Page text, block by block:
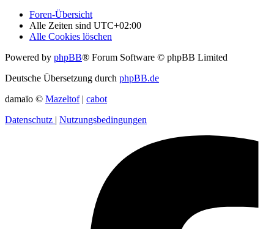
Foren-Übersicht
Alle Zeiten sind UTC+02:00
Alle Cookies löschen
Powered by phpBB® Forum Software © phpBB Limited
Deutsche Übersetzung durch phpBB.de
damaïo © Mazeltof| cabot
Datenschutz | Nutzungsbedingungen